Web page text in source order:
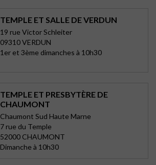
TEMPLE ET SALLE DE VERDUN
19 rue Victor Schleiter
09310 VERDUN
1er et 3ème dimanches à 10h30
TEMPLE ET PRESBYTÈRE DE
CHAUMONT
Chaumont Sud Haute Marne
7 rue du Temple
52000 CHAUMONT
Dimanche à 10h30